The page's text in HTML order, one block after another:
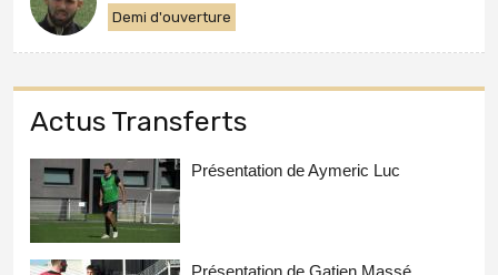
Demi d'ouverture
Actus Transferts
Présentation de Aymeric Luc